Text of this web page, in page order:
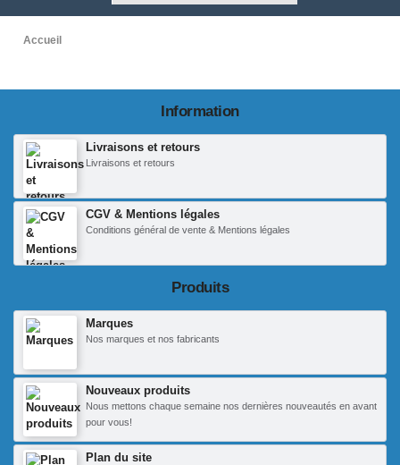
Accueil
Information
Livraisons et retours
Livraisons et retours
CGV & Mentions légales
Conditions général de vente & Mentions légales
Produits
Marques
Nos marques et nos fabricants
Nouveaux produits
Nous mettons chaque semaine nos dernières nouveautés en avant
pour vous!
Plan du site